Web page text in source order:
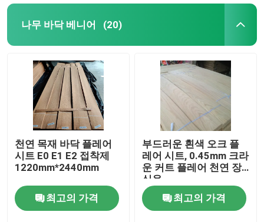
나무 바닥 베니어 (20)
천연 목재 바닥 플레어
시트 E0 E1 E2 접착제
1220mm*2440mm
최고의 가격
부드러운 흰색 오크 플
레어 시트, 0.45mm 크라
운 커트 플레어 천연 장
식용
최고의 가격